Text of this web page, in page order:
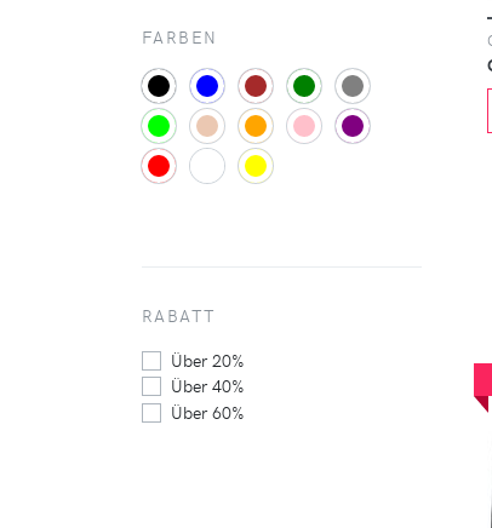
FARBEN
RABATT
Über 20%
Über 40%
Über 60%